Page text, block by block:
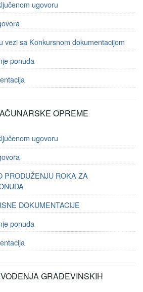
ugovoru
vezi sa Konkursnom dokumentacijom
ponuda
OPREME
ugovoru
PRODUŽENJU ROKA ZA
DOKUMENTACIJE
ponuda
GRAĐEVINSKIH